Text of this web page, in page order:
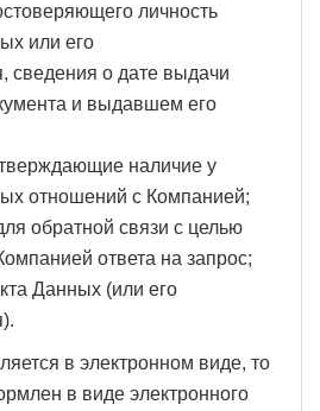
личность
или его
сведения о дате выдачи
и выдавшем его
наличие у
отношений с Компанией;
обратной связи с целью
ответа на запрос;
Данных (или его
в электронном виде, то
в виде электронного